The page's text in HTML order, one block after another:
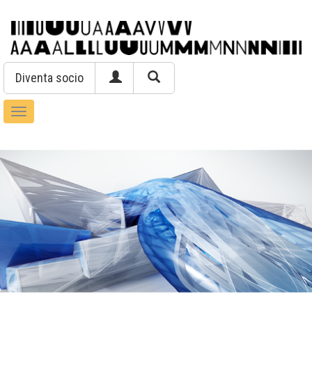
Diventa socio
Toggle